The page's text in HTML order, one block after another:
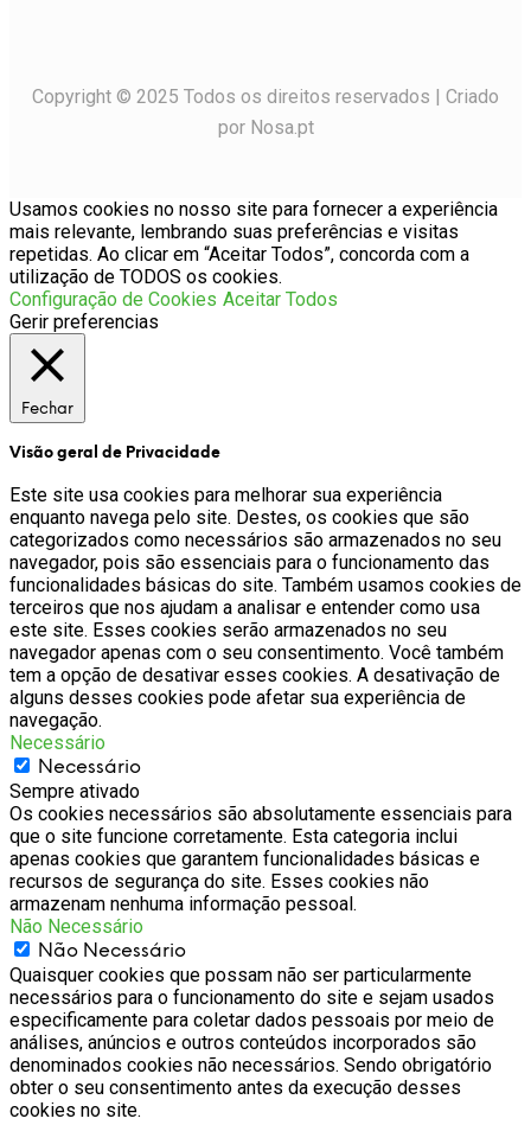
Copyright © 2025 Todos os direitos reservados | Criado
por Nosa.pt
Usamos cookies no nosso site para fornecer a experiência
mais relevante, lembrando suas preferências e visitas
repetidas. Ao clicar em “Aceitar Todos”, concorda com a
utilização de TODOS os cookies.
Configuração de Cookies Aceitar Todos
Gerir preferencias
Fechar
Visão geral de Privacidade
Este site usa cookies para melhorar sua experiência
enquanto navega pelo site. Destes, os cookies que são
categorizados como necessários são armazenados no seu
navegador, pois são essenciais para o funcionamento das
funcionalidades básicas do site. Também usamos cookies de
terceiros que nos ajudam a analisar e entender como usa
este site. Esses cookies serão armazenados no seu
navegador apenas com o seu consentimento. Você também
tem a opção de desativar esses cookies. A desativação de
alguns desses cookies pode afetar sua experiência de
navegação.
Necessário
Necessário
Sempre ativado
Os cookies necessários são absolutamente essenciais para
que o site funcione corretamente. Esta categoria inclui
apenas cookies que garantem funcionalidades básicas e
recursos de segurança do site. Esses cookies não
armazenam nenhuma informação pessoal.
Não Necessário
Não Necessário
Quaisquer cookies que possam não ser particularmente
necessários para o funcionamento do site e sejam usados
especificamente para coletar dados pessoais por meio de
análises, anúncios e outros conteúdos incorporados são
denominados cookies não necessários. Sendo obrigatório
obter o seu consentimento antes da execução desses
cookies no site.